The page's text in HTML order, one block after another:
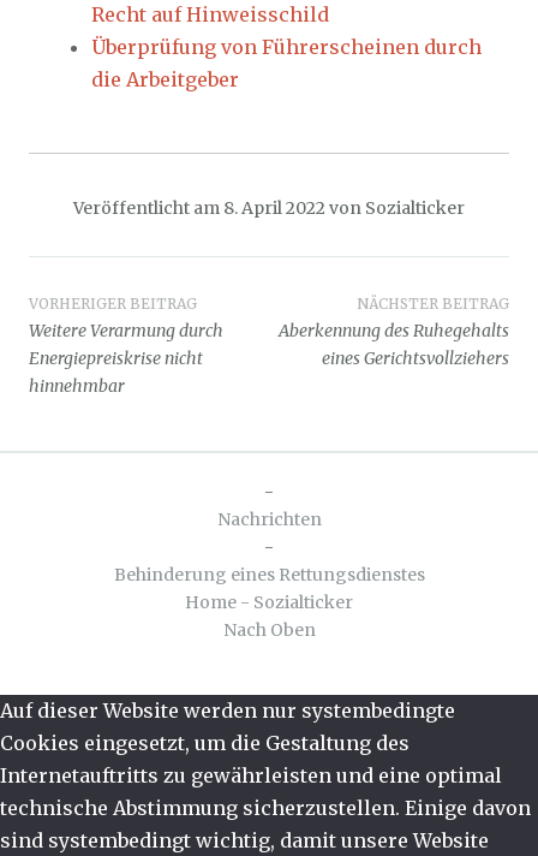
Recht auf Hinweisschild
Überprüfung von Führerscheinen durch
die Arbeitgeber
Veröffentlicht am 8. April 2022 von Sozialticker
Beitragsnavigation
VORHERIGER BEITRAG
Weitere Verarmung durch
Energiepreiskrise nicht
hinnehmbar
NÄCHSTER BEITRAG
Aberkennung des Ruhegehalts
eines Gerichtsvollziehers
-
Nachrichten
-
Behinderung eines Rettungsdienstes
Home - Sozialticker
Nach Oben
Auf dieser Website werden nur systembedingte
Cookies eingesetzt, um die Gestaltung des
Internetauftritts zu gewährleisten und eine optimal
technische Abstimmung sicherzustellen. Einige davon
sind systembedingt wichtig, damit unsere Website